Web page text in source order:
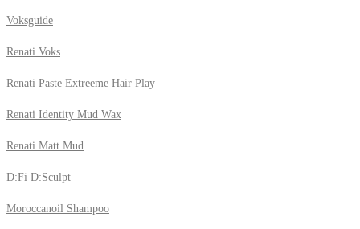
Voksguide
Renati Voks
Renati Paste Extreeme Hair Play
Renati Identity Mud Wax
Renati Matt Mud
D:Fi D:Sculpt
Moroccanoil Shampoo